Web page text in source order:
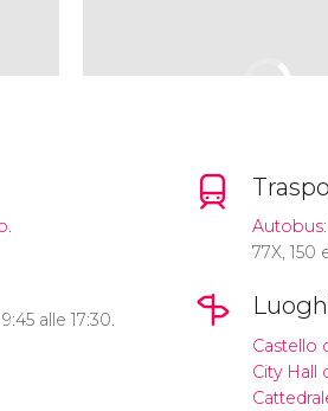
alle 17:30.
Autobus:
77X, 150
Castello
City Hall